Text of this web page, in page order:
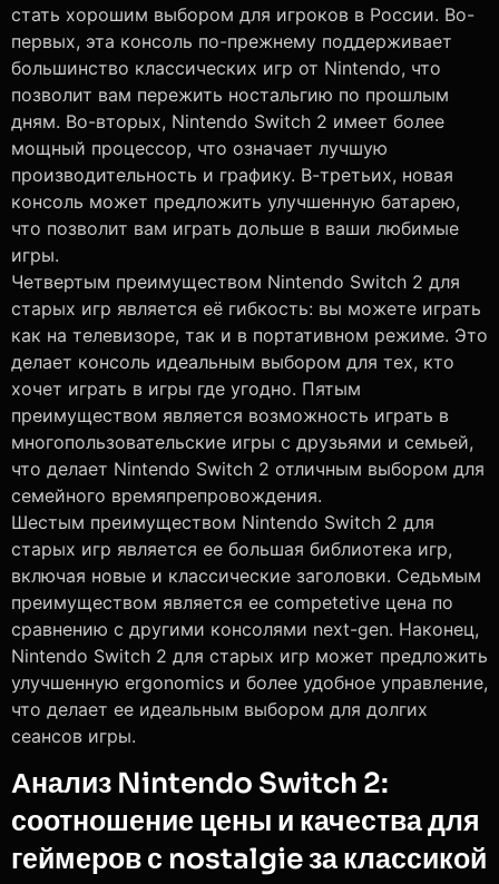
стать хорошим выбором для игроков в России. Во-
первых, эта консоль по-прежнему поддерживает
большинство классических игр от Nintendo, что
позволит вам пережить ностальгию по прошлым
дням. Во-вторых, Nintendo Switch 2 имеет более
мощный процессор, что означает лучшую
производительность и графику. В-третьих, новая
консоль может предложить улучшенную батарею,
что позволит вам играть дольше в ваши любимые
игры.
Четвертым преимуществом Nintendo Switch 2 для
старых игр является её гибкость: вы можете играть
как на телевизоре, так и в портативном режиме. Это
делает консоль идеальным выбором для тех, кто
хочет играть в игры где угодно. Пятым
преимуществом является возможность играть в
многопользовательские игры с друзьями и семьей,
что делает Nintendo Switch 2 отличным выбором для
семейного времяпрепровождения.
Шестым преимуществом Nintendo Switch 2 для
старых игр является ее большая библиотека игр,
включая новые и классические заголовки. Седьмым
преимуществом является ее competetive цена по
сравнению с другими консолями next-gen. Наконец,
Nintendo Switch 2 для старых игр может предложить
улучшенную ergonomics и более удобное управление,
что делает ее идеальным выбором для долгих
сеансов игры.
Анализ Nintendo Switch 2:
соотношение цены и качества для
геймеров с nostalgie за классикой